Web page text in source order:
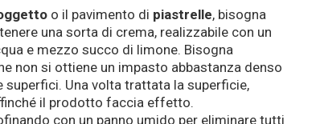
o il pavimento di piastrelle, bisogna
una sorta di crema, realizzabile con un
e mezzo succo di limone. Bisogna
non si ottiene un impasto abbastanza denso
superfici. Una volta trattata la superficie,
il prodotto faccia effetto.
con un panno umido per eliminare tutti